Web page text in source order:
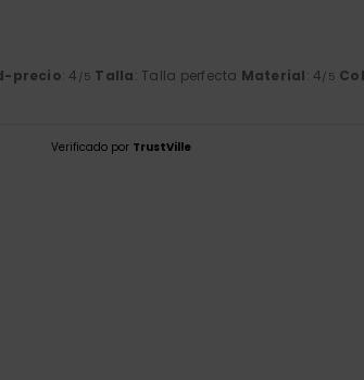
precio: 4 /5 Talla: Talla perfecta Material: 4 /5
Verificado por TrustVille